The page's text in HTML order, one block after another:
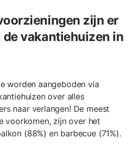
zijn er
vakantiehuizen in
worden aangeboden via
over alles
naar verlangen! De meest
voorkomen, zijn over het
(88%) en barbecue (71%).